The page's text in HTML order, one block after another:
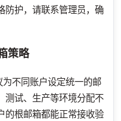
防护，请联系管理员，确
策略
不同账户设定统一的邮
测试、生产等环境分配不
的根邮箱都能正常接收验